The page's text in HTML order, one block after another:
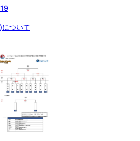
ついて